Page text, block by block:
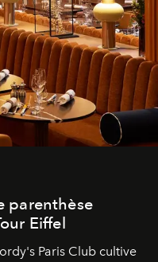
parenthèse
Eiffel
Paris Club cultive